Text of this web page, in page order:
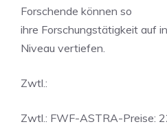
Forschende können so
ihre Forschungstätigkeit auf
Niveau vertiefen.
Zwtl.:
Zwtl.: FWF-ASTRA-Preise: